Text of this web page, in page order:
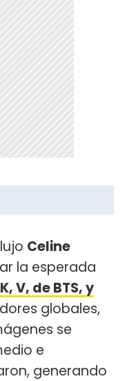
Celine
la esperada
V, de BTS, y
globales,
se
e
generando